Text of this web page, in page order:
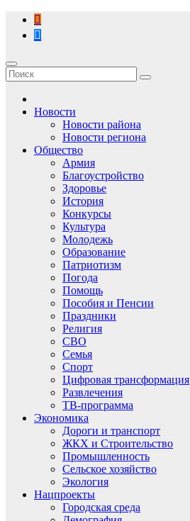
Перейти
содержимому
Новости
Новости района
Новости региона
Общество
Армия
Благоустройство
Здоровье
История
Конкурсы
Культура
Молодежь
Образование
Патриотизм
Погода
Помощь
Пособия и Пенсии
Праздники
Религия
СВО
Семья
Спорт
Цифровая трансформация
Развлечения
ТВ-программа
Экономика
Дороги и транспорт
ЖКХ и Строительство
Промышленность
Сельское хозяйство
Экология
Нацпроекты
Городская среда